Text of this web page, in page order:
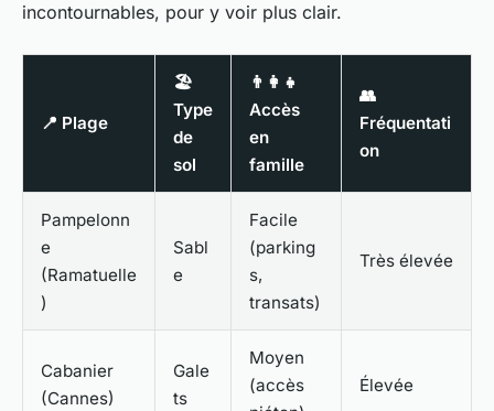
incontournables, pour y voir plus clair.
📍 Plage
🏖️
Type
de
sol
👨‍👩‍👧
Accès
en
famille
👥
Fréquentati
on
Pampelonn
e
(Ramatuelle
)
Sabl
e
Facile
(parking
s,
transats)
Très élevée
Cabanier
(Cannes)
Gale
ts
Moyen
(accès
Élevée